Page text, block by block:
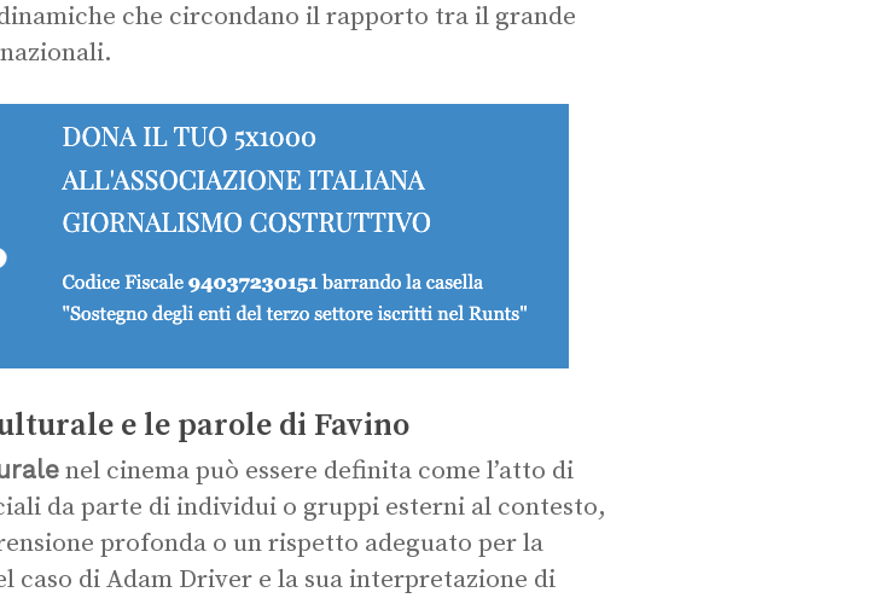
che circondano il rapporto tra il grande
e le parole di Favino
nel cinema può essere definita come l’atto di
da parte di individui o gruppi esterni al contesto,
profonda o un rispetto adeguato per la
caso di Adam Driver e la sua interpretazione di